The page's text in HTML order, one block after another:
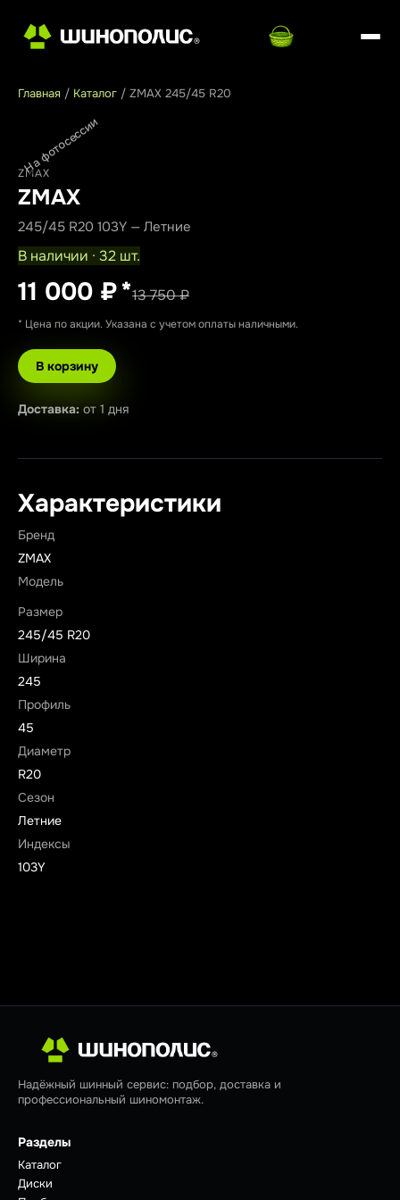
Главная / Каталог / ZMAX 245/45 R20
На фотосессии
ZMAX
ZMAX
245/45 R20 103Y — Летние
В наличии · 32 шт.
11 000 ₽*13 750 ₽
* Цена по акции. Указана с учетом оплаты наличными.
В корзину
Доставка: от 1 дня
Характеристики
Бренд
ZMAX
Модель
Размер
245/45 R20
Ширина
245
Профиль
45
Диаметр
R20
Сезон
Летние
Индексы
103Y
Надёжный шинный сервис: подбор, доставка и
профессиональный шиномонтаж.
Разделы
Каталог
Диски